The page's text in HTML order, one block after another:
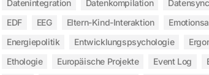
Datenintegration
Datenkompilation
EDF
EEG Eltern-Kind-Interaktion
Energiepolitik
Entwicklungspsychologie
Ethologie
Europäische Projekte Event Log